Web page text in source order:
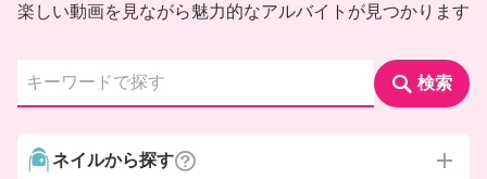
楽しい動画を見ながら魅力的なアルバイトが見つかります
検索
ネイルから探す